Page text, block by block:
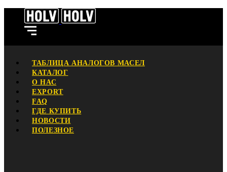
ТАБЛИЦА АНАЛОГОВ МАСЕЛ
КАТАЛОГ
О НАС
EXPORT
FAQ
ГДЕ КУПИТЬ
НОВОСТИ
ПОЛЕЗНОЕ